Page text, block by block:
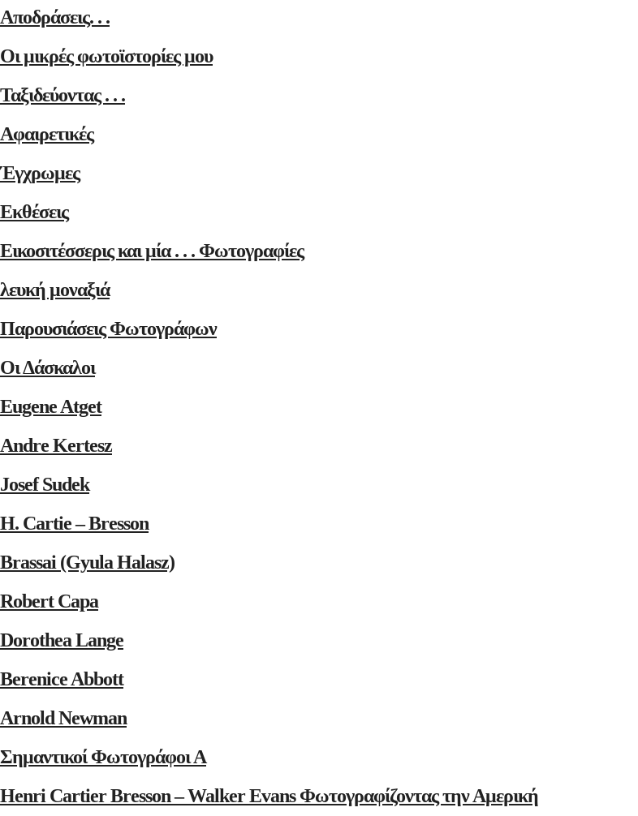
Αποδράσεις. . .
Οι μικρές φωτοϊστορίες μου
Ταξιδεύοντας . . .
Αφαιρετικές
Έγχρωμες
Εκθέσεις
Εικοσιτέσσερις και μία . . . Φωτογραφίες
λευκή μοναξιά
Παρουσιάσεις Φωτογράφων
Οι Δάσκαλοι
Eugene Atget
Andre Kertesz
Josef Sudek
H. Cartie – Bresson
Brassai (Gyula Halasz)
Robert Capa
Dorothea Lange
Berenice Abbott
Arnold Newman
Σημαντικοί Φωτογράφοι Α
Henri Cartier Bresson – Walker Evans Φωτογραφίζοντας την Αμερική